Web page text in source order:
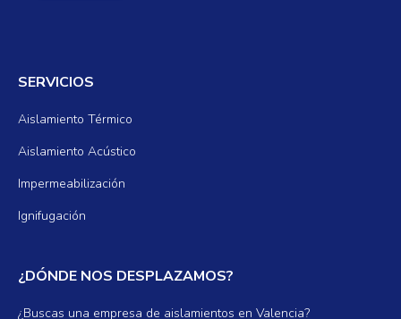
SERVICIOS
Aislamiento Térmico
Aislamiento Acústico
Impermeabilización
Ignifugación
¿DÓNDE NOS DESPLAZAMOS?
¿Buscas una empresa de aislamientos en Valencia?